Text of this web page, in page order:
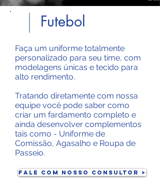
Futebol
Faça um uniforme totalmente
personalizado para seu time, com
modelagens únicas e tecido para
alto rendimento.
Tratando diretamente com nossa
equipe você pode saber como
criar um fardamento completo e
ainda desenvolver complementos
tais como - Uniforme de
Comissão, Agasalho e Roupa de
Passeio.
Fale com nosso Consultor >